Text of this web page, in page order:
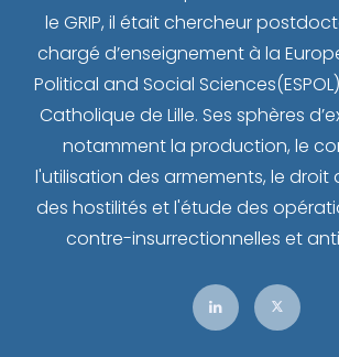
le GRIP, il était chercheur
chargé d’enseignement à la
Political and Social
Catholique de Lille. Ses sphères
notamment la production, le
l'utilisation des armements, le droit
des hostilités et l'étude des
contre-insurrectionnelles et